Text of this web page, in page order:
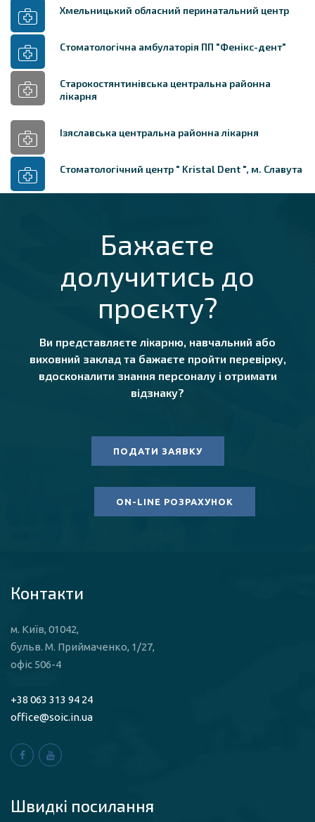
Хмельницький обласний перинатальний центр
Стоматологічна амбулаторія ПП "Фенікс-дент"
Старокостянтинівська центральна районна
лікарня
Ізяславська центральна районна лікарня
Стоматологічний центр " Kristal Dent ", м. Славута
Бажаєте
долучитись до
проєкту?
Ви представляєте лікарню, навчальний або
виховний заклад та бажаєте пройти перевірку,
вдосконалити знання персоналу і отримати
відзнаку?
ПОДАТИ ЗАЯВКУ
ON-LINE РОЗРАХУНОК
Контакти
м. Київ, 01042,
бульв. М. Приймаченко, 1/27,
офіс 506-4
+38 063 313 94 24
office@soic.in.ua
Швидкі посилaння